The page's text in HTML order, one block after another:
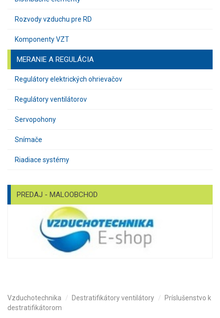
Rozvody vzduchu pre RD
Komponenty VZT
MERANIE A REGULÁCIA
Regulátory elektrických ohrievačov
Regulátory ventilátorov
Servopohony
Snímače
Riadiace systémy
PREDAJ - MALOOBCHOD
Vzduchotechnika Destratifikátory ventilátory
Príslušenstvo k
destratifikátorom